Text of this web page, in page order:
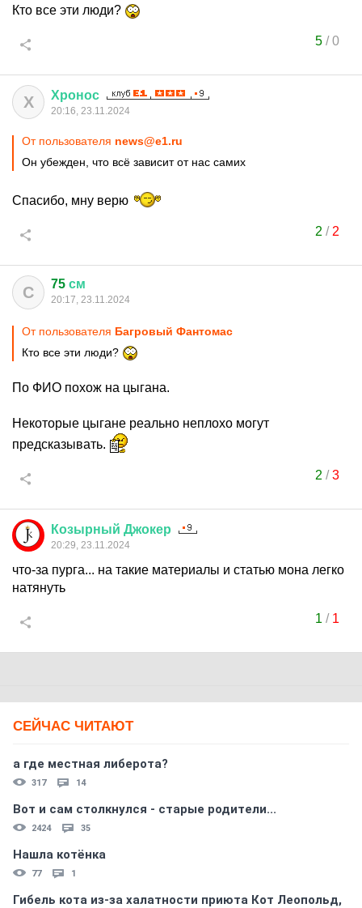
Кто все эти люди?
5/0
Х Хронос
20:16, 23.11.2024
От пользователя news@e1.ru
Он убежден, что всё зависит от нас самих
Спасибо, мну верю
2 / 2
С 75 см
20:17, 23.11.2024
От пользователя Багровый Фантомас
Кто все эти люди?
По ФИО похож на цыгана.
Некоторые цыгане реально неплохо могут
предсказывать.
2 /3
Козырный Джокер
20:29, 23.11.2024
что-за пурга... на такие материалы и статью мона легко
натянуть
1 / 1
СЕЙЧАС ЧИТАЮТ
а где местная либерота?
317 14
Вот и сам столкнулся - старые родители...
2424 35
Нашла котёнка
77 1
Гибель кота из-за халатности приюта Кот Леопольд,